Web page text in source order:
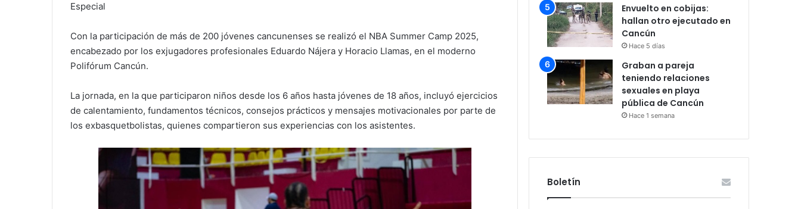
Especial
Con la participación de más de 200 jóvenes cancunenses se realizó el NBA Summer Camp 2025,
encabezado por los exjugadores profesionales Eduardo Nájera y Horacio Llamas, en el moderno
Polifórum Cancún.
La jornada, en la que participaron niños desde los 6 años hasta jóvenes de 18 años, incluyó ejercicios
de calentamiento, fundamentos técnicos, consejos prácticos y mensajes motivacionales por parte de
los exbasquetbolistas, quienes compartieron sus experiencias con los asistentes.
Envuelto en cobijas:
hallan otro ejecutado en
Cancún
Hace 5 días
Graban a pareja
teniendo relaciones
sexuales en playa
pública de Cancún
Hace 1 semana
Boletín